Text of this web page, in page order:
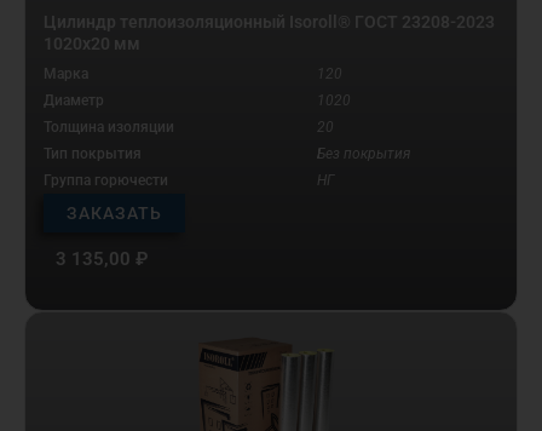
Цилиндр теплоизоляционный Isoroll® ГОСТ 23208-2023
1020х20 мм
Марка
120
Диаметр
1020
Толщина изоляции
20
Тип покрытия
Без покрытия
Группа горючести
НГ
ЗАКАЗАТЬ
3 135,00 ₽